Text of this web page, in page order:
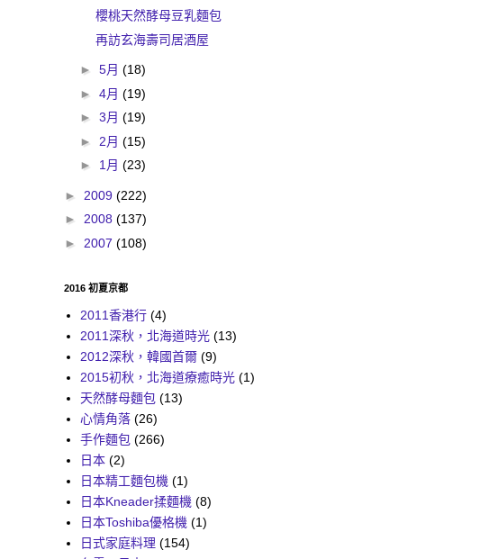
櫻桃天然酵母豆乳麵包
再訪玄海壽司居酒屋
► 5月 (18)
► 4月 (19)
► 3月 (19)
► 2月 (15)
► 1月 (23)
► 2009 (222)
► 2008 (137)
► 2007 (108)
2016 初夏京都
2011香港行 (4)
2011深秋，北海道時光 (13)
2012深秋，韓國首爾 (9)
2015初秋，北海道療癒時光 (1)
天然酵母麵包 (13)
心情角落 (26)
手作麵包 (266)
日本 (2)
日本精工麵包機 (1)
日本Kneader揉麵機 (8)
日本Toshiba優格機 (1)
日式家庭料理 (154)